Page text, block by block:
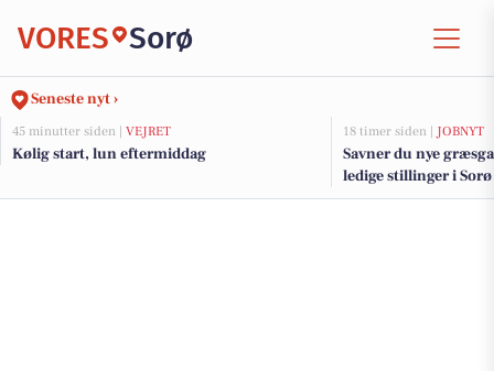
VORES Sorø
Seneste nyt ›
45 minutter siden | VEJRET
Kølig start, lun eftermiddag
18 timer siden | JOBNYT
Savner du nye
ledige stillinger i